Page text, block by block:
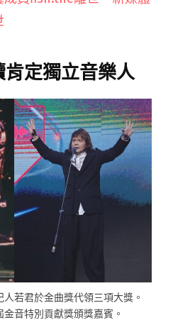
定獨立音樂人
人若君於金曲獎代領三項大獎。
金音特別貢獻獎頒獎嘉賓。